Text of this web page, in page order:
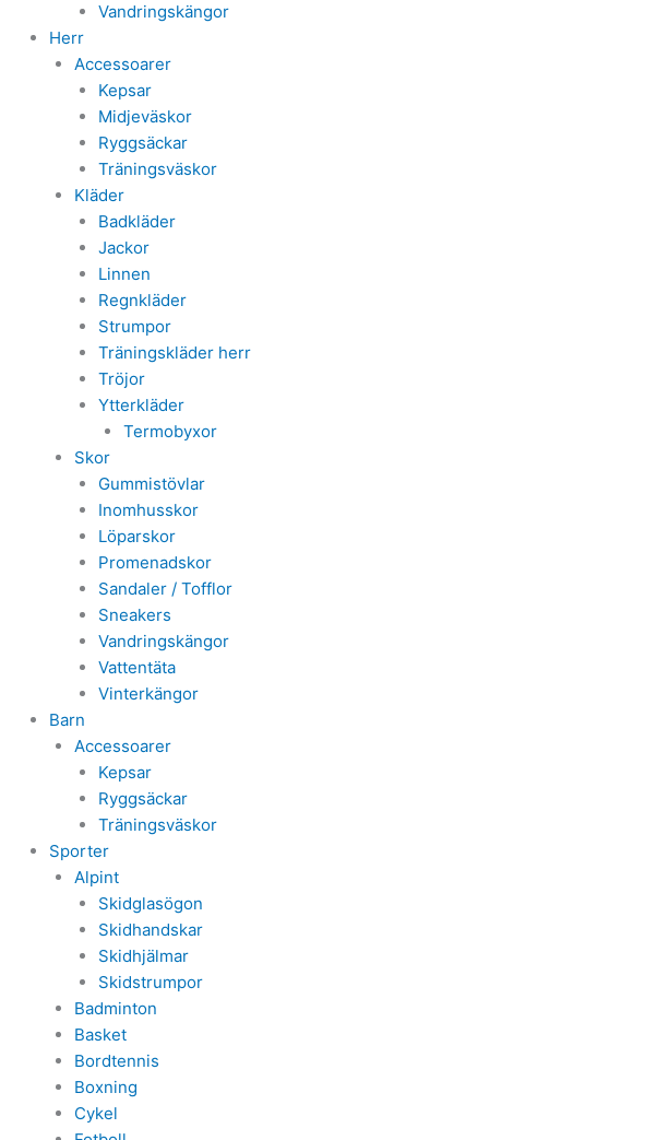
Vandringskängor
Herr
Accessoarer
Kepsar
Midjeväskor
Ryggsäckar
Träningsväskor
Kläder
Badkläder
Jackor
Linnen
Regnkläder
Strumpor
Träningskläder herr
Tröjor
Ytterkläder
Termobyxor
Skor
Gummistövlar
Inomhusskor
Löparskor
Promenadskor
Sandaler / Tofflor
Sneakers
Vandringskängor
Vattentäta
Vinterkängor
Barn
Accessoarer
Kepsar
Ryggsäckar
Träningsväskor
Sporter
Alpint
Skidglasögon
Skidhandskar
Skidhjälmar
Skidstrumpor
Badminton
Basket
Bordtennis
Boxning
Cykel